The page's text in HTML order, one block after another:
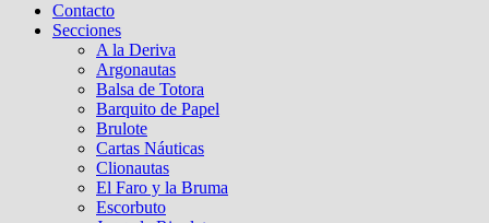
Contacto
Secciones
A la Deriva
Argonautas
Balsa de Totora
Barquito de Papel
Brulote
Cartas Náuticas
Clionautas
El Faro y la Bruma
Escorbuto